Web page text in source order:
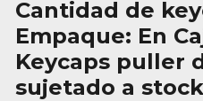
Cantidad de
Empaque: En
Keycaps puller
sujetado a stock